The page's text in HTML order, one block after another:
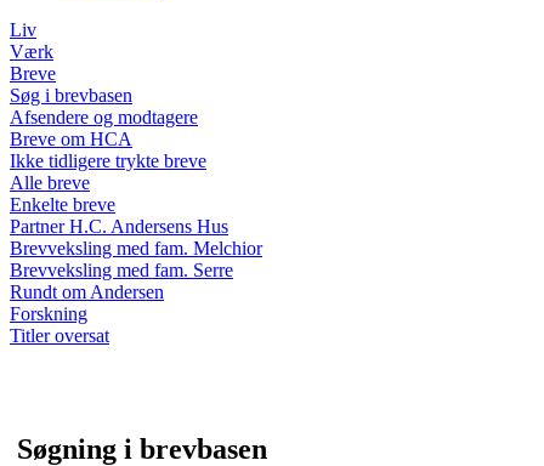
Liv
Værk
Breve
Søg i brevbasen
Afsendere og modtagere
Breve om HCA
Ikke tidligere trykte breve
Alle breve
Enkelte breve
Partner H.C. Andersens Hus
Brevveksling med fam. Melchior
Brevveksling med fam. Serre
Rundt om Andersen
Forskning
Titler oversat
Søgning i brevbasen